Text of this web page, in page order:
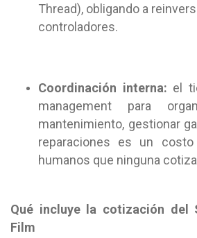
Thread), obligando a
controladores.
Coordinación interna: el
management para
mantenimiento, gestionar
reparaciones es un
humanos que ninguna
Qué incluye la cotización del
Film